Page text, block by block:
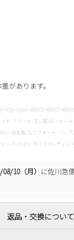
があります。
slpon 488108 488107
れ フラット ゴム底 ローヒー
い 日本製 コンフォート パン
ース/小さいサイズ #レディー
08/10（月） に佐川急
返品・交換について